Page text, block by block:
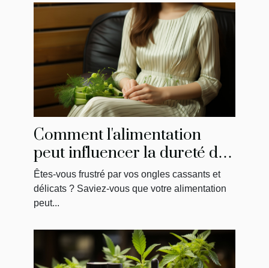
Comment l'alimentation
peut influencer la dureté de
vos ongles
Êtes-vous frustré par vos ongles cassants et
délicats ? Saviez-vous que votre alimentation
peut...